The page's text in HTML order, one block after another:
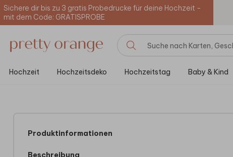
Sichere dir bis zu 3 gratis Probedrucke für deine Hochzeit -
mit dem Code: GRATISPROBE
Hochzeit Hochzeitsdeko Hochzeitstag Baby & Kind
Produktinformationen
Beschreibung